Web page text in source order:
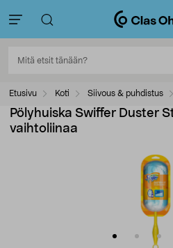
Etusivu Koti Siivous & puhdistus
Pölyhuiska Swiffer Duster
vaihtoliinaa